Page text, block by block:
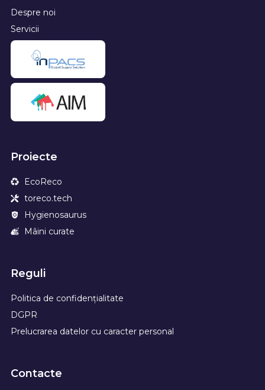
Despre noi
Servicii
Proiecte
EcoReco
toreco.tech
Hygienosaurus
Mâini curate
Reguli
Politica de confidențialitate
DGPR
Prelucrarea datelor cu caracter personal
Contacte